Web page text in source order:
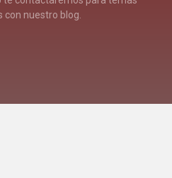
con nuestro blog.